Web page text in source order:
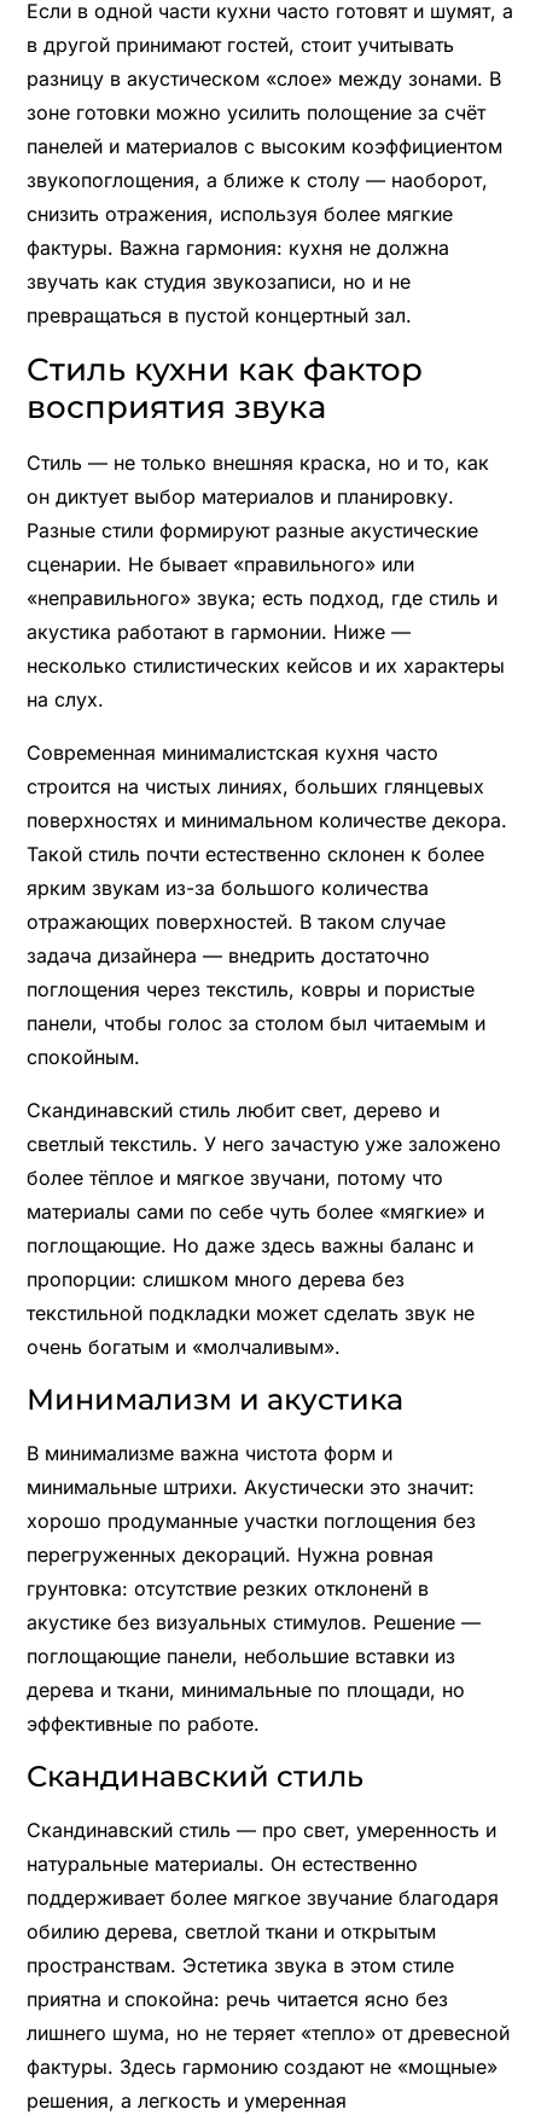
Если в одной части кухни часто готовят и шумят, а
в другой принимают гостей, стоит учитывать
разницу в акустическом «слое» между зонами. В
зоне готовки можно усилить полощение за счёт
панелей и материалов с высоким коэффициентом
звукопоглощения, а ближе к столу — наоборот,
снизить отражения, используя более мягкие
фактуры. Важна гармония: кухня не должна
звучать как студия звукозаписи, но и не
превращаться в пустой концертный зал.
Стиль кухни как фактор
восприятия звука
Стиль — не только внешняя краска, но и то, как
он диктует выбор материалов и планировку.
Разные стили формируют разные акустические
сценарии. Не бывает «правильного» или
«неправильного» звука; есть подход, где стиль и
акустика работают в гармонии. Ниже —
несколько стилистических кейсов и их характеры
на слух.
Современная минималистская кухня часто
строится на чистых линиях, больших глянцевых
поверхностях и минимальном количестве декора.
Такой стиль почти естественно склонен к более
ярким звукам из-за большого количества
отражающих поверхностей. В таком случае
задача дизайнера — внедрить достаточно
поглощения через текстиль, ковры и пористые
панели, чтобы голос за столом был читаемым и
спокойным.
Скандинавский стиль любит свет, дерево и
светлый текстиль. У него зачастую уже заложено
более тёплое и мягкое звучани, потому что
материалы сами по себе чуть более «мягкие» и
поглощающие. Но даже здесь важны баланс и
пропорции: слишком много дерева без
текстильной подкладки может сделать звук не
очень богатым и «молчаливым».
Минимализм и акустика
В минимализме важна чистота форм и
минимальные штрихи. Акустически это значит:
хорошо продуманные участки поглощения без
перегруженных декораций. Нужна ровная
грунтовка: отсутствие резких отклоненй в
акустике без визуальных стимулов. Решение —
поглощающие панели, небольшие вставки из
дерева и ткани, минимальные по площади, но
эффективные по работе.
Скандинавский стиль
Скандинавский стиль — про свет, умеренность и
натуральные материалы. Он естественно
поддерживает более мягкое звучание благодаря
обилию дерева, светлой ткани и открытым
пространствам. Эстетика звука в этом стиле
приятна и спокойна: речь читается ясно без
лишнего шума, но не теряет «тепло» от древесной
фактуры. Здесь гармонию создают не «мощные»
решения, а легкость и умеренная